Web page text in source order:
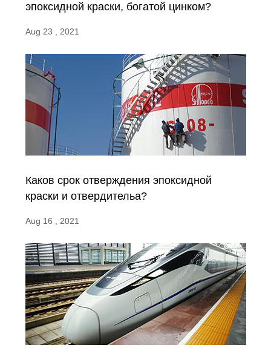
эпоксидной краски, богатой цинком?
Aug 23 , 2021
Каков срок отверждения эпоксидной
краски и отвердительа?
Aug 16 , 2021